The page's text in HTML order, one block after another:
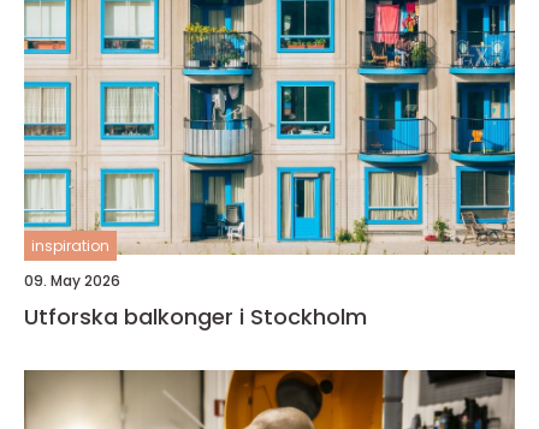
inspiration
09. May 2026
Utforska balkonger i Stockholm